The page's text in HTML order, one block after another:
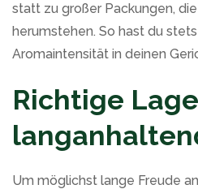
statt zu großer Packungen,
herumstehen. So hast du
Aromaintensität in deinen
Richtige
Um möglichst lange Freude